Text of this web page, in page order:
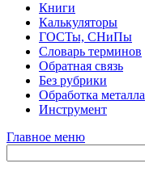
Книги
Калькуляторы
ГОСТы, СНиПы
Словарь терминов
Обратная связь
Без рубрики
Обработка металла
Инструмент
Главное меню